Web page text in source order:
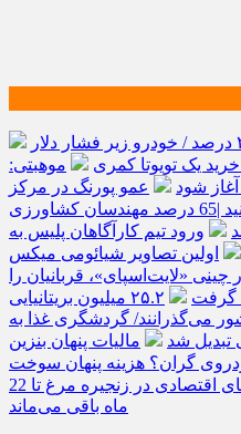
دلار ۴ درصد ریخت، ۲۰۷ فقط ۲.۹ درصد / خودرو زیر فشار دلار
موهبتی:
شود
عمو پورنگ در مرکز
ببینید |65 درصد مهندسان کشاورزی
ورود تیم کارآگاهان پلیس به
اولین تصاویر شیائومی میکس
«لایت‌اسپای»، قربانیان را
۲۵.۲ میلیون بریتانیایی
می‌گذرانند/ گردشگری غذا به
تبدیل شد
مالیات پنهان بنزین
گران؟ هزینه پنهان سوخت
اثر شوک‌های اقتصادی در زنجیره مرغ تا 22
ماه باقی می‌ماند